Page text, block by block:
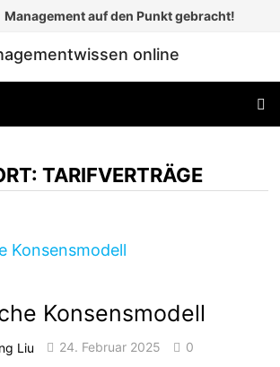
Management auf den Punkt gebracht!
online
TARIFVERTRÄGE
Konsensmodell
Liu 24. Februar 2025 0